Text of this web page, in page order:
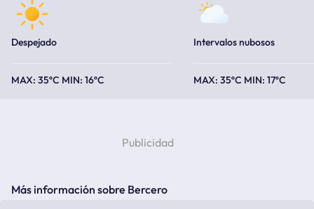
Despejado
35ºC 16ºC
Intervalos nubosos
35ºC 17ºC
Más información sobre Bercero